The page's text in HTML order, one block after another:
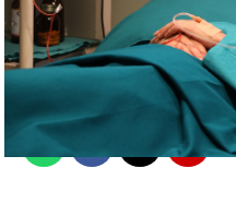
Ana Bermejo
Madrid
Publicado:15 de
WhatsappFacebook
X